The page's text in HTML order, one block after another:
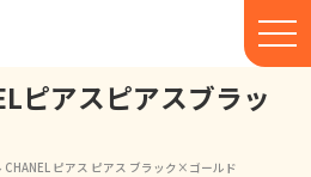
ピアスピアスブラッ
CHANEL ピアス ピアス ブラック×ゴールド